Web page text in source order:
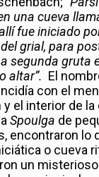
una cueva
fue iniciado
grial, para
segunda gruta
altar”. El
con el
el interior de la
Spoulga de
encontraron lo
o cueva
un